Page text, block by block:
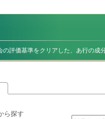
の評価基準をクリアした、あ行の成
ら探す